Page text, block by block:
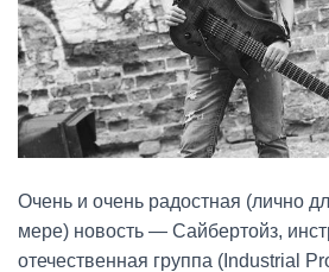
Очень и очень радостная (лично
мере) новость — Сайбертойз,
отечественная группа (Industrial